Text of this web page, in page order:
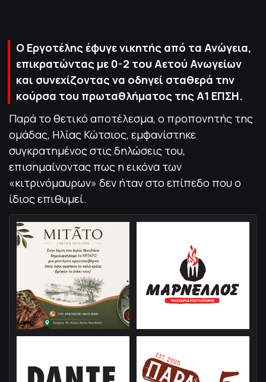
Ο Εργοτέλης έφυγε νικητής από τα Ανώγεια,
επικρατώντας με 0-2 του Αετού Ανωγείων
και συνεχίζοντας να οδηγεί σταθερά την
κούρσα του πρωταθλήματος της Α1 ΕΠΣΗ.
Παρά το θετικό αποτέλεσμα, ο προπονητής της
ομάδας, Ηλίας Κώτσιος, εμφανίστηκε
συγκρατημένος στις δηλώσεις του,
επισημαίνοντας πως η εικόνα των
«κιτρινόμαυρων» δεν ήταν στο επίπεδο που ο
ίδιος επιθυμεί.